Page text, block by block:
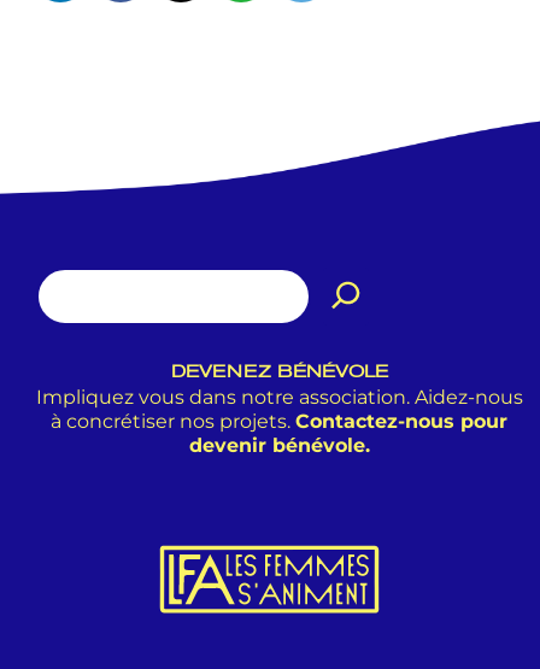
DEVENEZ BÉNÉVOLE
Impliquez vous dans notre association. Aidez-nous
à concrétiser nos projets. Contactez-nous pour
devenir bénévole.